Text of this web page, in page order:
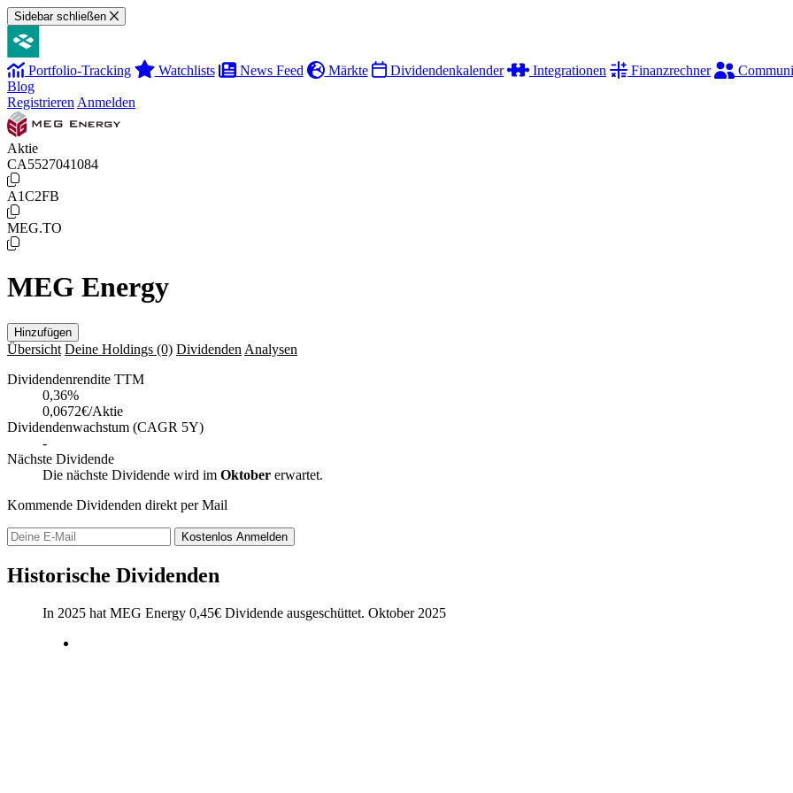
Sidebar schließen
Portfolio-Tracking Watchlists News Feed Märkte Dividendenkalender Integrationen Finanzrechner
Blog
Registrieren Anmelden
Aktie
CA5527041084
A1C2FB
MEG.TO
MEG Energy
Hinzufügen
Übersicht Deine Holdings (0) Dividenden Analysen
Dividendenrendite TTM
0,36%
0,0672€/Aktie
Dividendenwachstum (CAGR 5Y)
-
Nächste Dividende
Die nächste Dividende wird im Oktober erwartet.
Kommende Dividenden direkt per Mail
Kostenlos Anmelden
Historische Dividenden
In 2025 hat MEG Energy 0,45€ Dividende ausgeschüttet. Oktober 2025